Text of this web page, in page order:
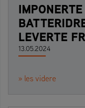
LEVERTE
13.05.2024
» les videre